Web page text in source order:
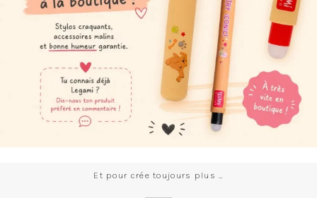
Et pour crée toujours plus …